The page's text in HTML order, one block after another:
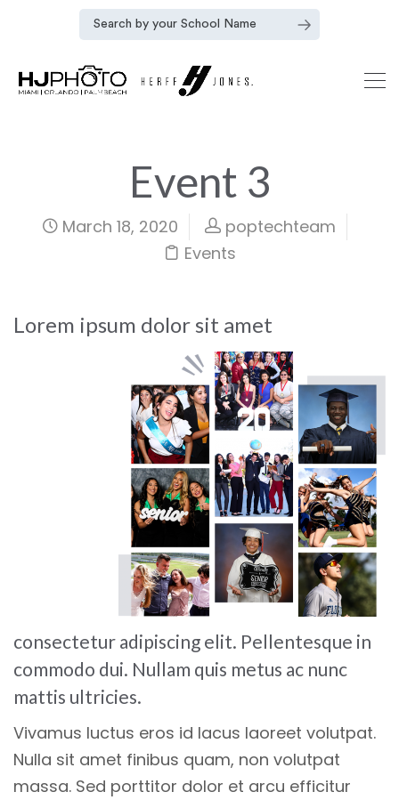
Event 3
March 18, 2020
poptechteam
Events
Lorem ipsum dolor sit amet
consectetur adipiscing elit. Pellentesque in
commodo dui. Nullam quis metus ac nunc
mattis ultricies.
Vivamus luctus eros id lacus laoreet volutpat.
Nulla sit amet finibus quam, non volutpat
massa. Sed porttitor dolor et arcu efficitur